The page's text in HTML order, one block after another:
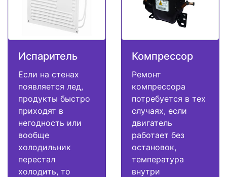
Испаритель
Если на стенах
появляется лед,
продукты быстро
приходят в
негодность или
вообще
холодильник
перестал
холодить, то
Компрессор
Ремонт
компрессора
потребуется в тех
случаях, если
двигатель
работает без
остановок,
температура
внутри